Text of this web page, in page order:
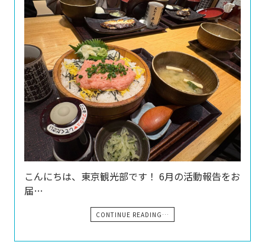
こんにちは、東京観光部です！ 6月の活動報告をお
届…
CONTINUE READING…